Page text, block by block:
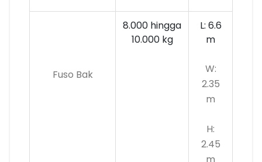
Fuso Bak
8.000 hingga
10.000kg
L: 6.6
m
W:
2.35
m
H:
2.45
m